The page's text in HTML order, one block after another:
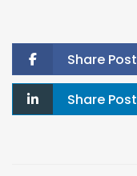
Share Post
Share Post